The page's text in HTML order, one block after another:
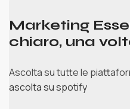
Marketing
chiaro, una
Ascolta su tutte le
ascolta su spotify